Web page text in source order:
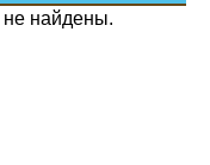
не найдены.